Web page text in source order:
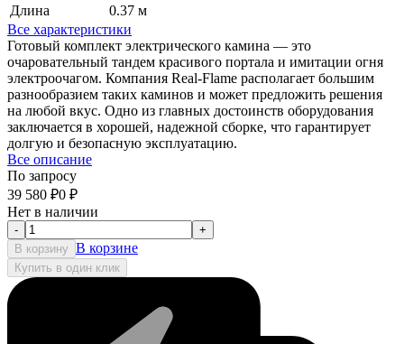
Длина
0.37 м
Все характеристики
Готовый комплект электрического камина — это
очаровательный тандем красивого портала и имитации огня
электроочагом. Компания Real-Flame располагает большим
разнообразием таких каминов и может предложить решения
на любой вкус. Одно из главных достоинств оборудования
заключается в хорошей, надежной сборке, что гарантирует
долгую и безопасную эксплуатацию.
Все описание
По запросу
39 580 ₽0 ₽
Нет в наличии
-
+
В корзину В корзине
Купить в один клик